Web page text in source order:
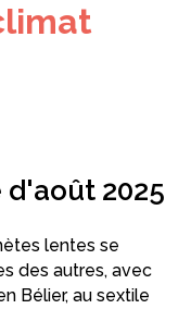
2025
lentes se
des autres, avec
Bélier, au sextile